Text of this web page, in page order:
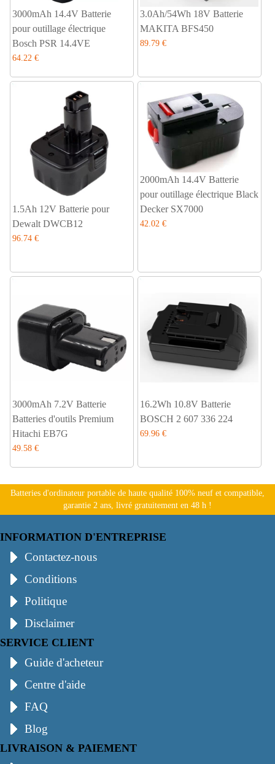
3000mAh 14.4V Batterie
pour outillage électrique
Bosch PSR 14.4VE
64.22 €
3.0Ah/54Wh 18V Batterie
MAKITA BFS450
89.79 €
1.5Ah 12V Batterie pour
Dewalt DWCB12
96.74 €
2000mAh 14.4V Batterie
pour outillage électrique Black
Decker SX7000
42.02 €
3000mAh 7.2V Batterie
Batteries d'outils Premium
Hitachi EB7G
49.58 €
16.2Wh 10.8V Batterie
BOSCH 2 607 336 224
69.96 €
Batteries d'ordinateur portable de haute qualité 100% neuf et compatible,
garantie 2 ans, livré gratuitement en 48 h !
INFORMATION D'ENTREPRISE
Contactez-nous
Conditions
Politique
Disclaimer
SERVICE CLIENT
Guide d'acheteur
Centre d'aide
FAQ
Blog
LIVRAISON & PAIEMENT